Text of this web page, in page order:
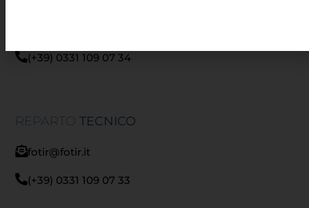
(+39) 0331 109 07 34
REPARTOTECNICO
fotir@fotir.it
(+39) 0331 109 07 33